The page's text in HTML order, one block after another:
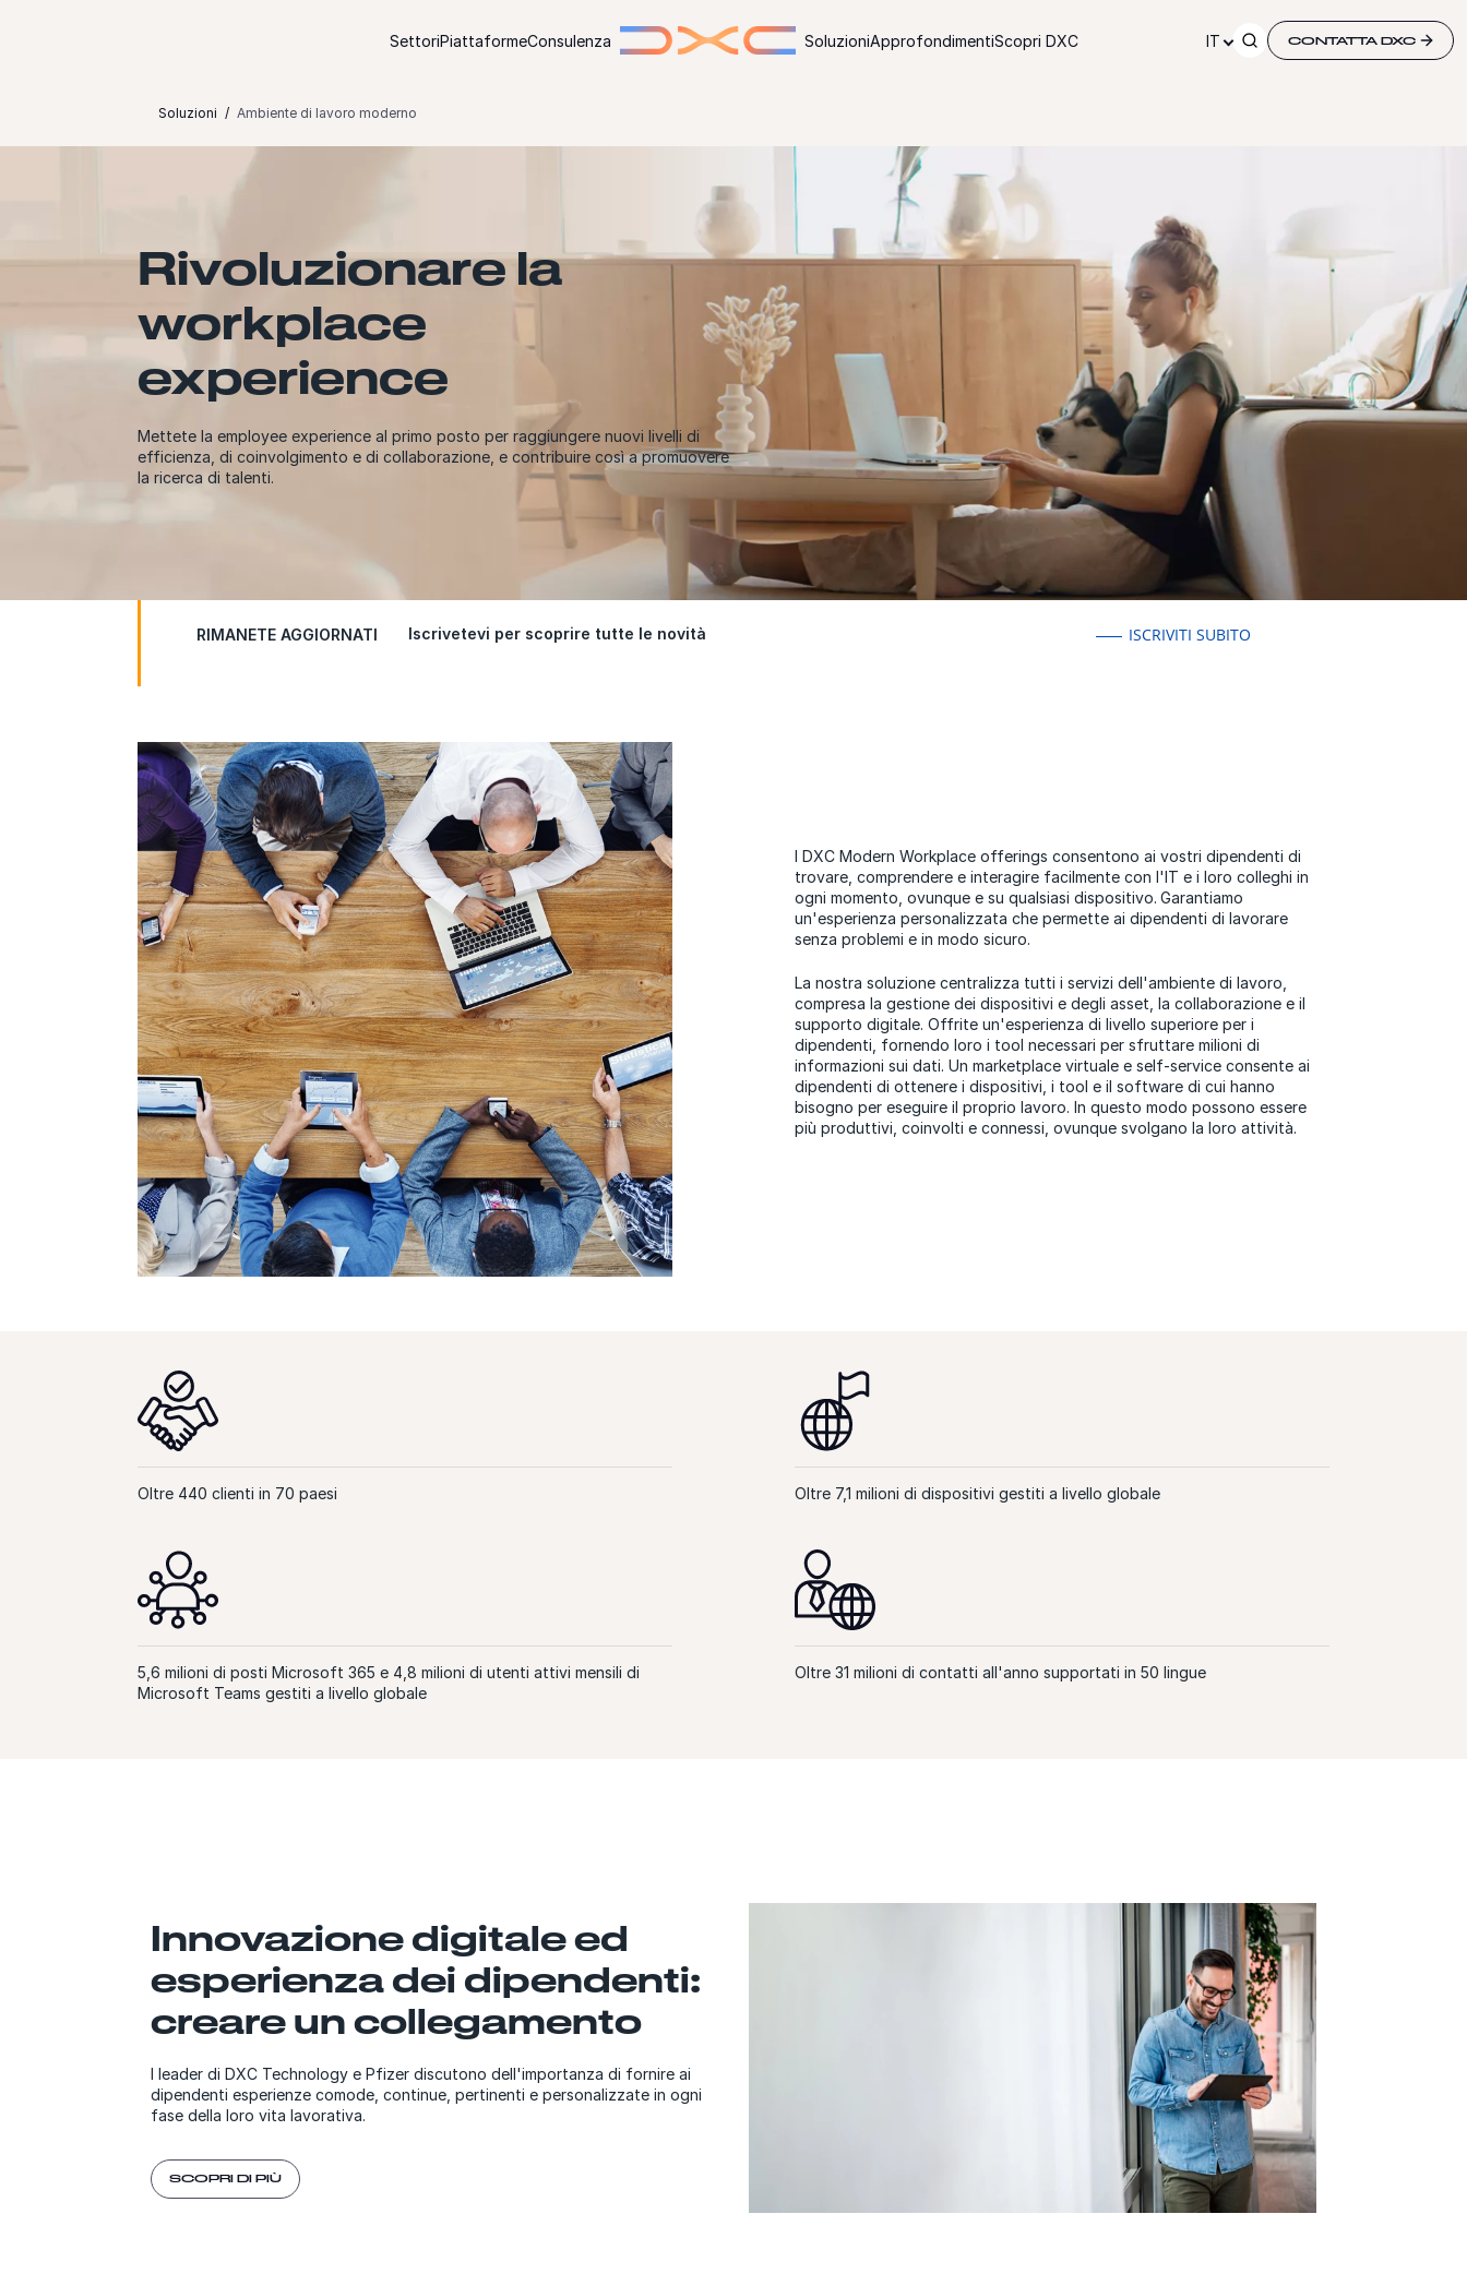
SettoriPiattaformeConsulenza SoluzioniApprofondimentiScopri DXC IT CONTATTA DXC
Soluzioni Ambiente di lavoro moderno
Rivoluzionare la
workplace
experience
Mettete la employee experience al primo posto per raggiungere nuovi livelli di
efficienza, di coinvolgimento e di collaborazione, e contribuire così a promuovere
la ricerca di talenti.
RIMANETE AGGIORNATI Iscrivetevi per scoprire tutte le novità ISCRIVITI SUBITO
I DXC Modern Workplace offerings consentono ai vostri dipendenti di
trovare, comprendere e interagire facilmente con l'IT e i loro colleghi in
ogni momento, ovunque e su qualsiasi dispositivo. Garantiamo
un'esperienza personalizzata che permette ai dipendenti di lavorare
senza problemi e in modo sicuro.
La nostra soluzione centralizza tutti i servizi dell'ambiente di lavoro,
compresa la gestione dei dispositivi e degli asset, la collaborazione e il
supporto digitale. Offrite un'esperienza di livello superiore per i
dipendenti, fornendo loro i tool necessari per sfruttare milioni di
informazioni sui dati. Un marketplace virtuale e self-service consente ai
dipendenti di ottenere i dispositivi, i tool e il software di cui hanno
bisogno per eseguire il proprio lavoro. In questo modo possono essere
più produttivi, coinvolti e connessi, ovunque svolgano la loro attività.
Oltre 440 clienti in 70 paesi Oltre 7,1 milioni di dispositivi gestiti a livello globale
5,6 milioni di posti Microsoft 365 e 4,8 milioni di utenti attivi mensili di
Microsoft Teams gestiti a livello globale
Oltre 31 milioni di contatti all'anno supportati in 50 lingue
Innovazione digitale ed
esperienza dei dipendenti:
creare un collegamento
I leader di DXC Technology e Pfizer discutono dell'importanza di fornire ai
dipendenti esperienze comode, continue, pertinenti e personalizzate in ogni
fase della loro vita lavorativa.
SCOPRI DI PIÙ